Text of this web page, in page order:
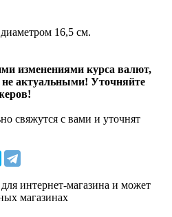
16,5 см.
изменениями курса валют,
актуальными! Уточняйте
свяжутся с вами и уточнят
интернет-магазина и может
магазинах